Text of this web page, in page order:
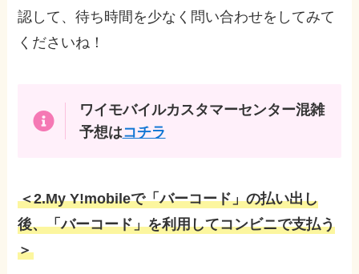
認して、待ち時間を少なく問い合わせをしてみて
くださいね！
ワイモバイルカスタマーセンター混雑
予想はコチラ
＜2.My Y!mobileで「バーコード」の払い出し
後、「バーコード」を利用してコンビニで支払う
＞